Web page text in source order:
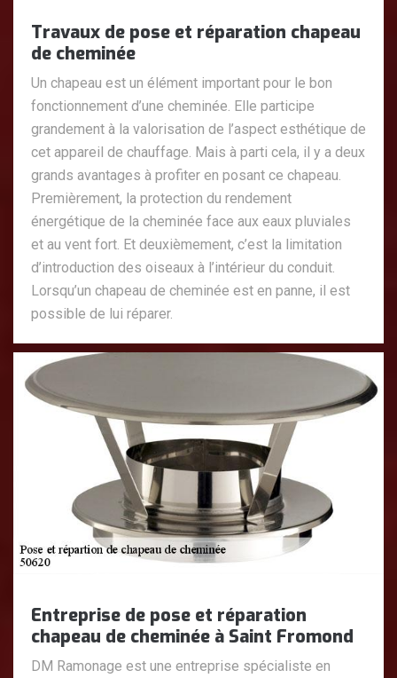
Travaux de pose et réparation chapeau
de cheminée
Un chapeau est un élément important pour le bon
fonctionnement d’une cheminée. Elle participe
grandement à la valorisation de l’aspect esthétique de
cet appareil de chauffage. Mais à parti cela, il y a deux
grands avantages à profiter en posant ce chapeau.
Premièrement, la protection du rendement
énergétique de la cheminée face aux eaux pluviales
et au vent fort. Et deuxièmement, c’est la limitation
d’introduction des oiseaux à l’intérieur du conduit.
Lorsqu’un chapeau de cheminée est en panne, il est
possible de lui réparer.
Entreprise de pose et réparation
chapeau de cheminée à Saint Fromond
DM Ramonage est une entreprise spécialiste en